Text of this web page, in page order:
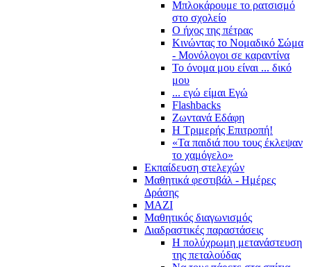
Μπλοκάρουμε το ρατσισμό
στο σχολείο
Ο ήχος της πέτρας
Κινώντας το Νομαδικό Σώμα
- Μονόλογοι σε καραντίνα
Το όνομα μου είναι ... δικό
μου
... εγώ είμαι Εγώ
Flashbacks
Ζωντανά Εδάφη
Η Τριμερής Επιτροπή!
«Τα παιδιά που τους έκλεψαν
το χαμόγελο»
Εκπαίδευση στελεχών
Μαθητικά φεστιβάλ - Ημέρες
Δράσης
ΜΑΖΙ
Μαθητικός διαγωνισμός
Διαδραστικές παραστάσεις
Η πολύχρωμη μετανάστευση
της πεταλούδας